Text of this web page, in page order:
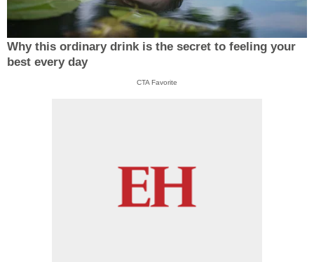
Why this ordinary drink is the secret to feeling your
best every day
CTA Favorite